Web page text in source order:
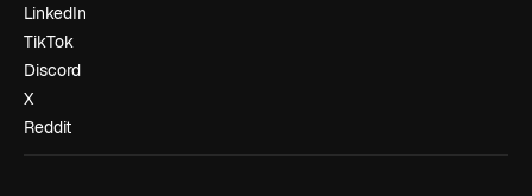
LinkedIn
TikTok
Discord
X
Reddit